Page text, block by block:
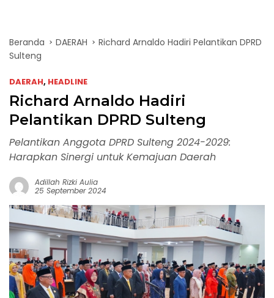
Beranda DAERAH
Richard Arnaldo Hadiri Pelantikan DPRD
Sulteng
DAERAH, HEADLINE
Richard Arnaldo Hadiri
Pelantikan DPRD Sulteng
Pelantikan Anggota DPRD Sulteng 2024-2029:
Harapkan Sinergi untuk Kemajuan Daerah
Adillah Rizki Aulia
25 September 2024